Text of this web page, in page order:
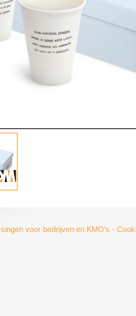
voor bedrijven en KMO's -